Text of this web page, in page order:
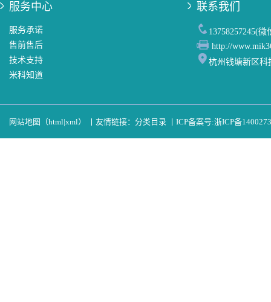
服务中心
服务承诺
售前售后
技术支持
米科知道
联系我们
13758257245(微
http://
杭州钱塘新区科
网站地图（html|xml） 友情链接： 分类目录 ICP备案号:浙ICP备